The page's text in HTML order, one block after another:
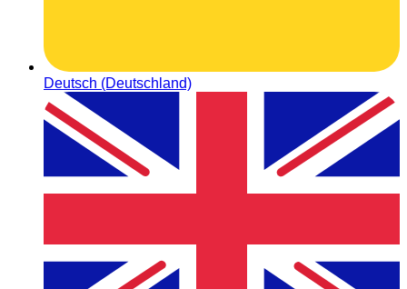
Deutsch (Deutschland)